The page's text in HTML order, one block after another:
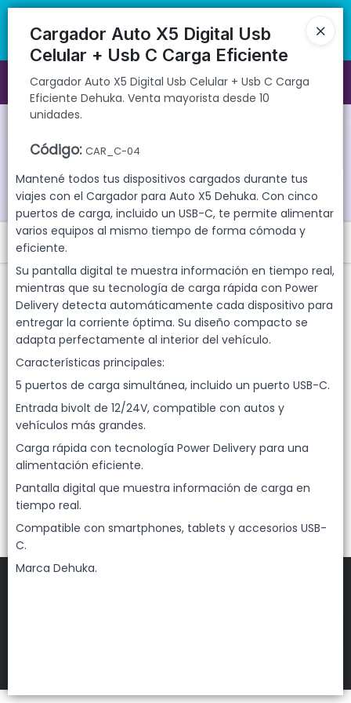
Cargador Auto X5 Digital Usb Celular + Usb C Carga Eficiente
Cargador Auto X5 Digital Usb
Celular + Usb C Carga Eficiente
Cargador Auto X5 Digital Usb Celular + Usb C Carga
Eficiente Dehuka. Venta mayorista desde 10
unidades.
Código: CAR_C-04
Mantené todos tus dispositivos cargados durante tus
viajes con el Cargador para Auto X5 Dehuka. Con cinco
puertos de carga, incluido un USB-C, te permite alimentar
varios equipos al mismo tiempo de forma cómoda y
eficiente.
Su pantalla digital te muestra información en tiempo real,
mientras que su tecnología de carga rápida con Power
Delivery detecta automáticamente cada dispositivo para
entregar la corriente óptima. Su diseño compacto se
adapta perfectamente al interior del vehículo.
Características principales:
5 puertos de carga simultánea, incluido un puerto USB-C.
Entrada bivolt de 12/24V, compatible con autos y
vehículos más grandes.
Carga rápida con tecnología Power Delivery para una
alimentación eficiente.
Pantalla digital que muestra información de carga en
tiempo real.
Compatible con smartphones, tablets y accesorios USB-
C.
Marca Dehuka.
directa | 📦 Comprá mayorista desde 10 unidades. ¡Registrate y
accedé a precios exclusivos!
Ingresar a la Tienda
CÓMO COMPRAR
QUIÉNES SOMOS
GARANTIAS
CONTACTO
Menú
Cargador Auto X5 Digital Usb Celular + Usb C Carga Eficiente
Dehuka. Venta mayorista desde 10 unidades.
Lista vacía